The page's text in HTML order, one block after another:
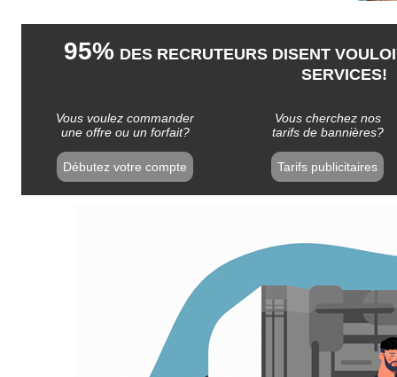
95% DES RECRUTEURS DISENT
SERVICES!
Vous voulez commander
une offre ou un forfait?
Vous cherchez nos
tarifs de bannières?